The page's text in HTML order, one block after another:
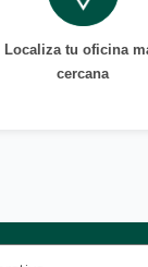
Localiza tu oficina
cercana